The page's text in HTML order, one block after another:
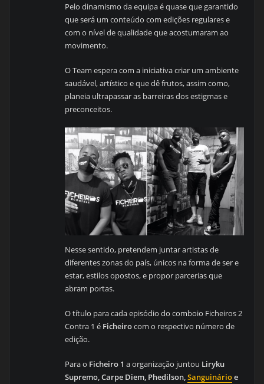
Pelo dinamismo da equipa é quase que garantido
que será um conteúdo com edições regulares e
com o nível de qualidade que acostumaram ao
movimento.
O Team espera com a iniciativa criar um ambiente
saudável, artístico e que dê frutos, assim como,
planeia ultrapassar as barreiras dos estigmase
preconceitos.
Nesse sentido, pretendem juntar artistas de
diferentes zonas do país, únicos na forma de ser e
estar, estilos opostos, e propor parcerias que
abram portas.
O título para cada episódio do comboio Ficheiros 2
Contra 1 é Ficheirocom o respectivo número de
edição.
Para o Ficheiro 1 a organização juntou Liryku
Supremo, Carpe Diem, Phedilson,Sanguinárioe